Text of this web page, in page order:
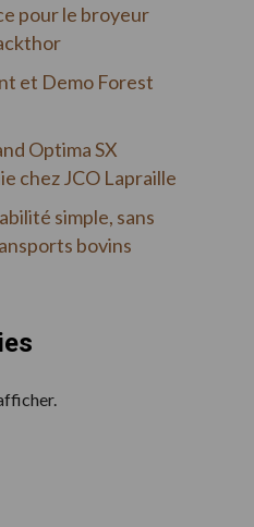
pour le broyeur
et Demo Forest
Optima SX
chez JCO Lapraille
simple, sans
bovins